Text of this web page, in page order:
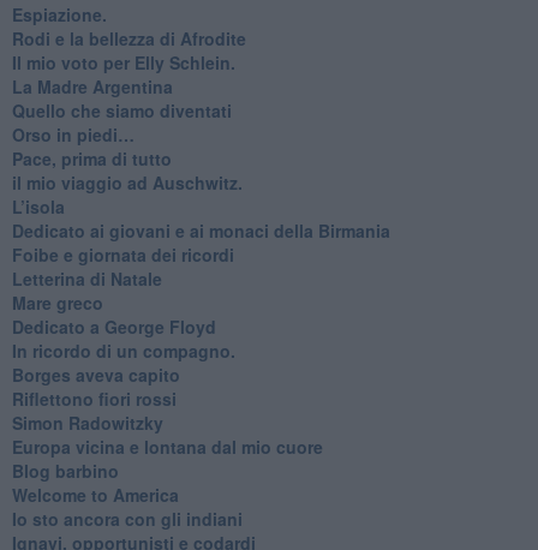
Espiazione.
Rodi e la bellezza di Afrodite
​Il mio voto per Elly Schlein.
​La Madre Argentina
Quello che siamo diventati
Orso in piedi…
​Pace, prima di tutto
​il mio viaggio ad Auschwitz.
​L’isola
Dedicato ai giovani e ai monaci della Birmania
​Foibe e giornata dei ricordi
Letterina di Natale
Mare greco
​Dedicato a George Floyd
​In ricordo di un compagno.
Borges aveva capito
Riflettono fiori rossi
Simon Radowitzky
Europa vicina e lontana dal mio cuore
Blog barbino
Welcome to America
​Io sto ancora con gli indiani
​Ignavi, opportunisti e codardi